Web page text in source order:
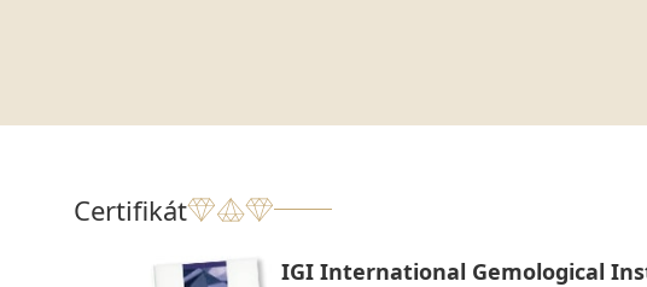
Certifikát
IGI International Gemological